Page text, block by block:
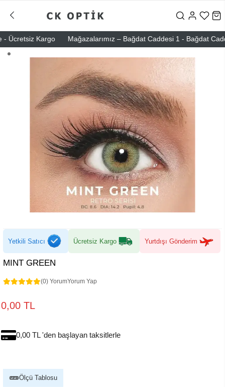
Kargo Mağazalarımız – Bağdat Caddesi 1 - Bağdat
Yetkili Satıcı Ücretsiz Kargo Yurtdışı Gönderim
MINT GREEN
(0) YorumYorum Yap
0,00 TL
0,00 TL 'den başlayan taksitlerle
Ölçü Tablosu